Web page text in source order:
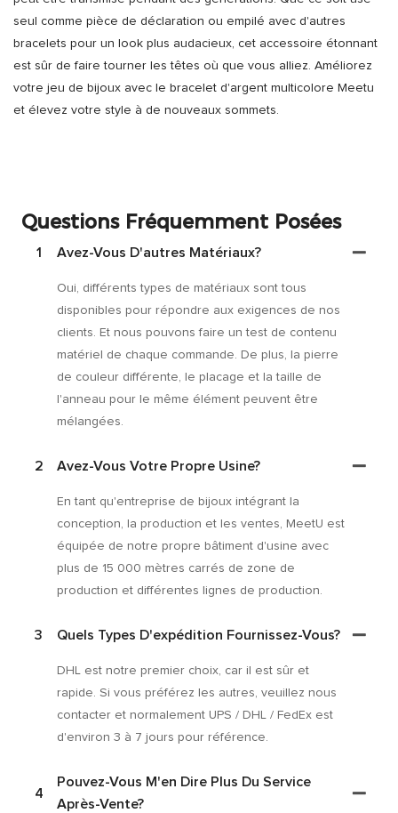
seul comme pièce de déclaration ou empilé avec d'autres
bracelets pour un look plus audacieux, cet accessoire étonnant
est sûr de faire tourner les têtes où que vous alliez. Améliorez
votre jeu de bijoux avec le bracelet d'argent multicolore Meetu
et élevez votre style à de nouveaux sommets.
Questions Fréquemment Posées
1 Avez-Vous D'autres Matériaux?
Oui, différents types de matériaux sont tous
disponibles pour répondre aux exigences de nos
clients. Et nous pouvons faire un test de contenu
matériel de chaque commande. De plus, la pierre
de couleur différente, le placage et la taille de
l'anneau pour le même élément peuvent être
mélangées.
2 Avez-Vous Votre Propre Usine?
En tant qu'entreprise de bijoux intégrant la
conception, la production et les ventes, MeetU est
équipée de notre propre bâtiment d'usine avec
plus de 15 000 mètres carrés de zone de
production et différentes lignes de production.
3 Quels Types D'expédition Fournissez-Vous?
DHL est notre premier choix, car il est sûr et
rapide. Si vous préférez les autres, veuillez nous
contacter et normalement UPS / DHL / FedEx est
d'environ 3 à 7 jours pour référence.
4
Pouvez-Vous M'en Dire Plus Du Service
Après-Vente?